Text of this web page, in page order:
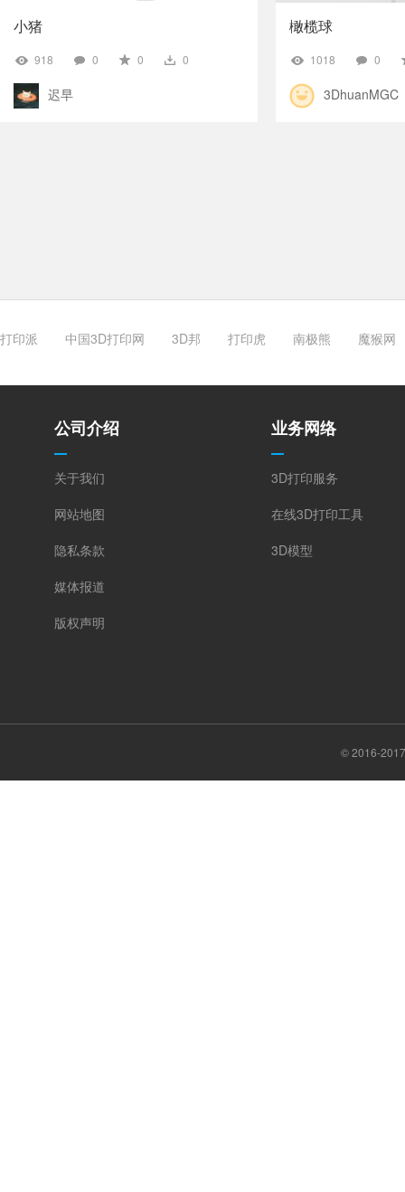
小猪
918 0 0 0
迟早
橄榄球
1018 0
3DhuanMGC
打印派 中国3D打印网 3D邦 打印虎 南极熊 魔猴网
公司介绍
关于我们
网站地图
隐私条款
媒体报道
版权声明
业务网络
3D打印服务
在线3D打印工具
3D模型
© 2016-